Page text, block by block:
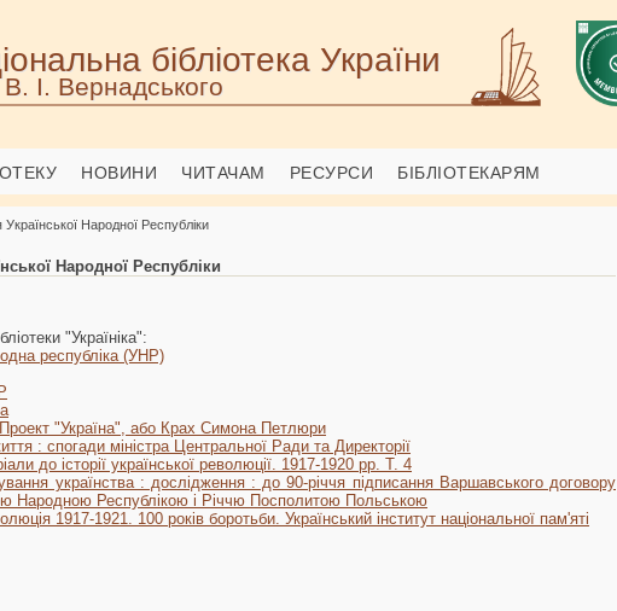
бібліотека України
В. І. Вернадського
НОВИНИ ЧИТАЧАМ РЕСУРСИ БІБЛІОТЕКАРЯМ
Української Народної Республіки
Народної Республіки
"Україніка":
республіка (УНР)
"Україна", або Крах Симона Петлюри
: спогади міністра Центральної Ради та Директорії
до історії української революції. 1917-1920 рр. Т. 4
українства : дослідження : до 90-річчя підписання Варшавського договору
Народною Республікою і Річчю Посполитою Польською
1917-1921. 100 років боротьби. Український інститут національної пам'яті